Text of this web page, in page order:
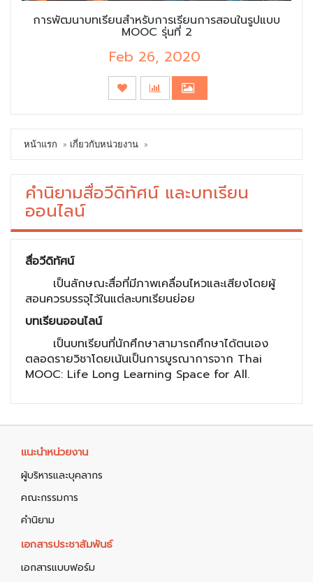
การพัฒนาบทเรียนสำหรับการเรียนการสอนในรูปแบบ
MOOC รุ่นที่ 2
Feb 26, 2020
หน้าแรก เกี่ยวกับหน่วยงาน
คำนิยามสื่อวีดิทัศน์ และบทเรียน
ออนไลน์
สื่อวีดิทัศน์
เป็นลักษณะสื่อที่มีภาพเคลื่อนไหวและเสียงโดยผู้
สอนควรบรรจุไว้ในแต่ละบทเรียนย่อย
บทเรียนออนไลน์
เป็นบทเรียนที่นักศึกษาสามารถศึกษาได้ตนเอง
ตลอดรายวิชาโดยเน้นเป็นการบูรณาการจาก Thai
MOOC: Life Long Learning Space for All.
แนะนำหน่วยงาน
ผู้บริหารและบุคลากร
คณะกรรมการ
คำนิยาม
เอกสารประชาสัมพันธ์
เอกสารแบบฟอร์ม